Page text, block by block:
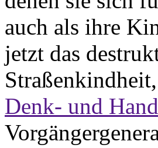
auch als ihre
jetzt das
Denk- und